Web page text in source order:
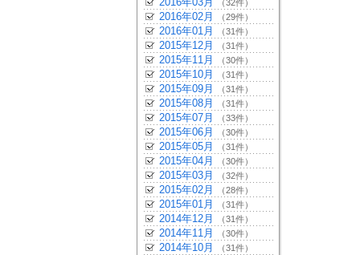
（32件）
2016年02月 （29件）
2016年01月 （31件）
2015年12月 （31件）
2015年11月 （30件）
2015年10月 （31件）
2015年09月 （31件）
2015年08月 （31件）
2015年07月 （33件）
2015年06月 （30件）
2015年05月 （31件）
2015年04月 （30件）
2015年03月 （32件）
2015年02月 （28件）
2015年01月 （31件）
2014年12月 （31件）
2014年11月 （30件）
2014年10月 （31件）